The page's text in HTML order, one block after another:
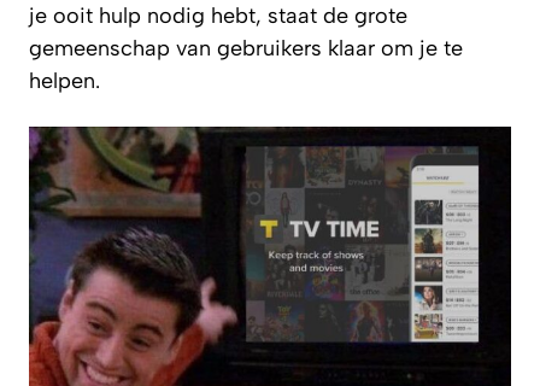
je ooit hulp nodig hebt, staat de grote
gemeenschap van gebruikers klaar om je te
helpen.